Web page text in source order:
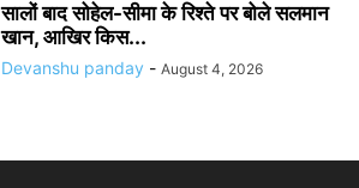
सालों बाद सोहेल-सीमा के रिश्ते पर बोले सलमान
खान, आखिर किस...
Devanshu panday - August 4, 2026